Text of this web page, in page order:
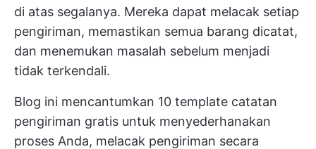
di atas segalanya. Mereka dapat melacak setiap
pengiriman, memastikan semua barang dicatat,
dan menemukan masalah sebelum menjadi
tidak terkendali.
Blog ini mencantumkan 10 template catatan
pengiriman gratis untuk menyederhanakan
proses Anda, melacak pengiriman secara